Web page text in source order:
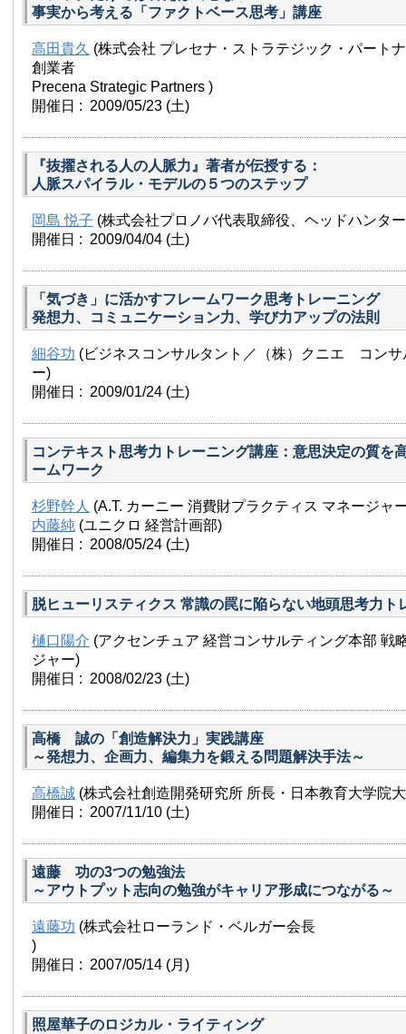
事実から考える「ファクトベース思考」講座
高田貴久 (株式会社 プレセナ・ストラテジック・パート
創業者
Precena Strategic Partners )
開催日 : 2009/05/23 (土)
『抜擢される人の人脈力』著者が伝授する：
人脈スパイラル・モデルの５つのステップ
岡島 悦子 (株式会社プロノバ代表取締役、ヘッドハンタ
開催日 : 2009/04/04 (土)
「気づき」に活かすフレームワーク思考トレーニング
発想力、コミュニケーション力、学び力アップの法則
細谷功 (ビジネスコンサルタント／（株）クニエ コンサ
ー)
開催日 : 2009/01/24 (土)
コンテキスト思考力トレーニング講座：意思決定の質を
ームワーク
杉野幹人 (A.T. カーニー 消費財プラクティス マネージャ
内藤純 (ユニクロ 経営計画部)
開催日 : 2008/05/24 (土)
脱ヒューリスティクス 常識の罠に陥らない地頭思考力ト
樋口陽介 (アクセンチュア 経営コンサルティング本部 戦
ジャー)
開催日 : 2008/02/23 (土)
高橋 誠の「創造解決力」実践講座
～発想力、企画力、編集力を鍛える問題解決手法～
高橋誠 (株式会社創造開発研究所 所長・日本教育大学院
開催日 : 2007/11/10 (土)
遠藤 功の3つの勉強法
～アウトプット志向の勉強がキャリア形成につながる～
遠藤功 (株式会社ローランド・ベルガー会長
)
開催日 : 2007/05/14 (月)
照屋華子のロジカル・ライティング